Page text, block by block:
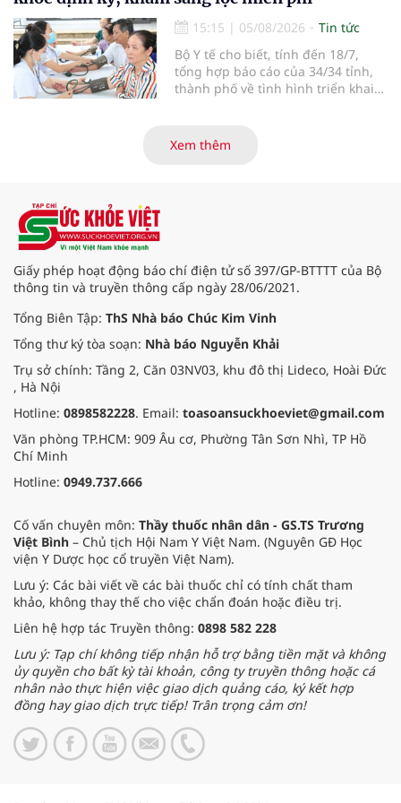
15:15 | 05/08/2026
Tin tức
Bộ Y tế cho biết, tính đến 18/7,
tổng hợp báo cáo của 34/34 tỉnh,
thành phố về tình hình triển khai
nhận 32.286.360 người, chiếm gần
30% dân số cả nước đã được khám
Xem thêm
Giấy phép hoạt động báo chí điện tử số 397/GP-BTTTT của Bộ
thông tin và truyền thông cấp ngày 28/06/2021.
Tổng Biên Tập: ThS Nhà báo Chúc Kim Vinh
Tổng thư ký tòa soạn: Nhà báo Nguyễn Khải
Trụ sở chính: Tầng 2, Căn 03NV03, khu đô thị Lideco, Hoài Đức
, Hà Nội
Hotline: 0898582228. Email: toasoansuckhoeviet@gmail.com
Văn phòng TP.HCM: 909 Âu cơ, Phường Tân Sơn Nhì, TP Hồ
Chí Minh
Hotline: 0949.737.666
Cố vấn chuyên môn: Thầy thuốc nhân dân - GS.TS Trương
Việt Bình – Chủ tịch Hội Nam Y Việt Nam. (Nguyên GĐ Học
viện Y Dược học cổ truyền Việt Nam).
Lưu ý: Các bài viết về các bài thuốc chỉ có tính chất tham
khảo, không thay thế cho việc chẩn đoán hoặc điều trị.
Liên hệ hợp tác Truyền thông: 0898 582 228
Lưu ý: Tạp chí không tiếp nhận hỗ trợ bằng tiền mặt và không
ủy quyền cho bất kỳ tài khoản, công ty truyền thông hoặc cá
nhân nào thực hiện việc giao dịch quảng cáo, ký kết hợp
đồng hay giao dịch trực tiếp! Trân trọng cảm ơn!